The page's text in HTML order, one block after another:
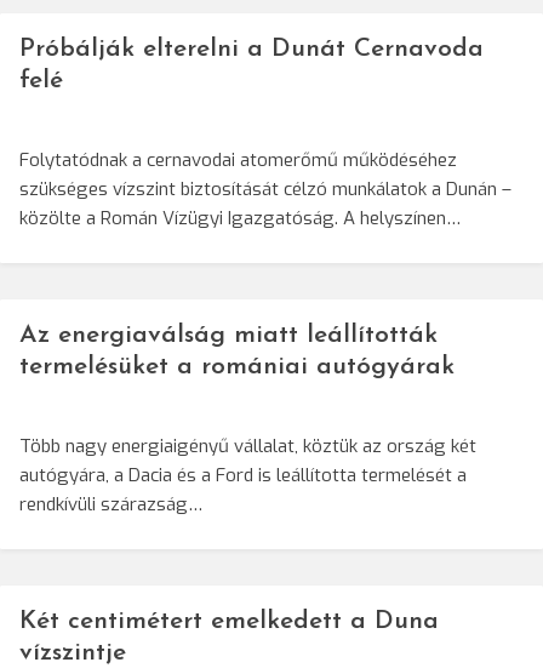
Próbálják elterelni a Dunát Cernavoda
felé
Folytatódnak a cernavodai atomerőmű működéséhez
szükséges vízszint biztosítását célzó munkálatok a Dunán –
közölte a Román Vízügyi Igazgatóság. A helyszínen…
Az energiaválság miatt leállították
termelésüket a romániai autógyárak
Több nagy energiaigényű vállalat, köztük az ország két
autógyára, a Dacia és a Ford is leállította termelését a
rendkívüli szárazság…
Két centimétert emelkedett a Duna
vízszintje